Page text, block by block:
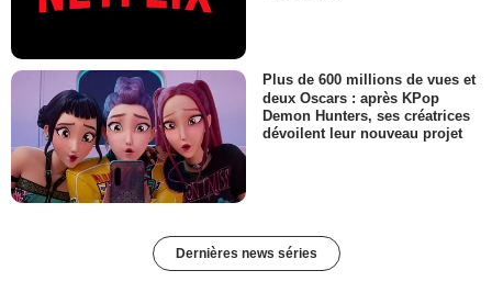
Plus de 600 millions de vues et
deux Oscars : après KPop
Demon Hunters, ses créatrices
dévoilent leur nouveau projet
Dernières news séries